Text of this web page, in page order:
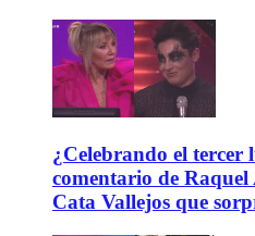
¿Celebrando el
comentario de
Cata Vallejos que